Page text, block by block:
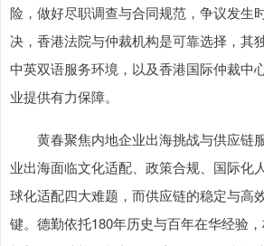
险，做好尽职调查与合同规范，争议发生
决，香港法院与仲裁机构是可靠选择，其
中英双语服务环境，以及香港国际仲裁中
业提供有力保障。
黄春聚焦内地企业出海挑战与供应链
业出海面临文化适配、政策合规、国际化
球化适配四大难题，而供应链的稳定与高
键。德勤依托180年历史与百年在华经验